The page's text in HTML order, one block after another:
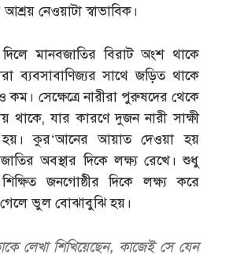
নেওয়াটা স্বাভাবিক।
মানবজাতির বিরাট অংশ থাকে
ব্যবসাবাণিজ্যর সাথে জড়িত থাকে
কম। সেক্ষেত্রে নারীরা পুরুষদের থেকে
থাকে, যার কারণে দুজন নারী সাক্ষী
হয়। কুর‘আনের আয়াত দেওয়া হয়
অবস্থার দিকে লক্ষ্য রেখে। শুধু
জনগোষ্ঠীর দিকে লক্ষ্য করে
ভুল বোঝাবুঝি হয়।
লেখা শিখিয়েছেন, কাজেই সে যেন